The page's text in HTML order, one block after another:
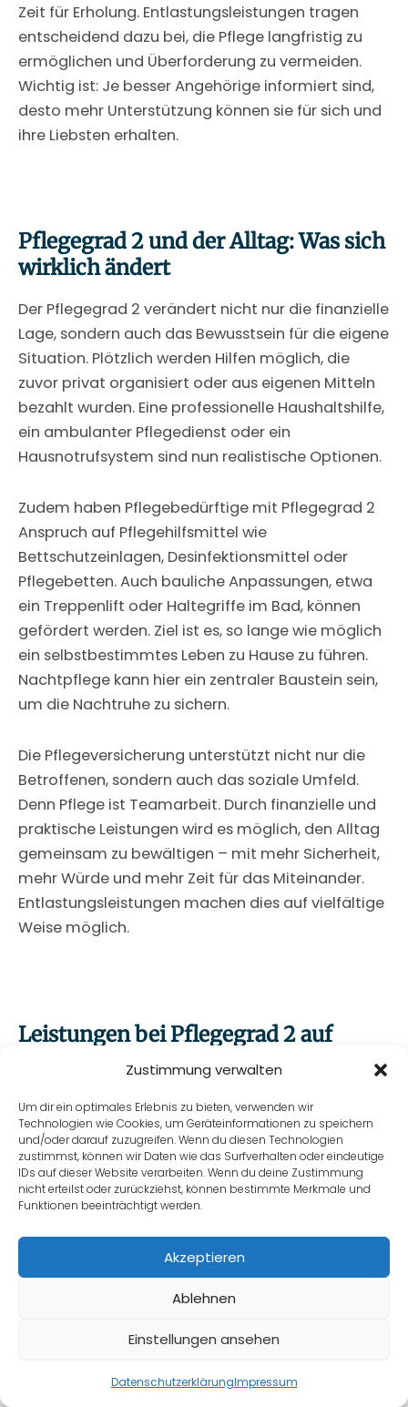
Zustimmung verwalten
Um dir ein optimales Erlebnis zu bieten, verwenden wir
Technologien wie Cookies, um Geräteinformationen zu speichern
und/oder darauf zuzugreifen. Wenn du diesen Technologien
zustimmst, können wir Daten wie das Surfverhalten oder eindeutige
IDs auf dieser Website verarbeiten. Wenn du deine Zustimmung
nicht erteilst oder zurückziehst, können bestimmte Merkmale und
Funktionen beeinträchtigt werden.
Akzeptieren
Ablehnen
Einstellungen ansehen
DatenschutzerklärungImpressum
Zeit für Erholung. Entlastungsleistungen tragen
entscheidend dazu bei, die Pflege langfristig zu
ermöglichen und Überforderung zu vermeiden.
Wichtig ist: Je besser Angehörige informiert sind,
desto mehr Unterstützung können sie für sich und
ihre Liebsten erhalten.
Pflegegrad 2 und der Alltag: Was sich
wirklich ändert
Der Pflegegrad 2 verändert nicht nur die finanzielle
Lage, sondern auch das Bewusstsein für die eigene
Situation. Plötzlich werden Hilfen möglich, die
zuvor privat organisiert oder aus eigenen Mitteln
bezahlt wurden. Eine professionelle Haushaltshilfe,
ein ambulanter Pflegedienst oder ein
Hausnotrufsystem sind nun realistische Optionen.
Zudem haben Pflegebedürftige mit Pflegegrad 2
Anspruch auf Pflegehilfsmittel wie
Bettschutzeinlagen, Desinfektionsmittel oder
Pflegebetten. Auch bauliche Anpassungen, etwa
ein Treppenlift oder Haltegriffe im Bad, können
gefördert werden. Ziel ist es, so lange wie möglich
ein selbstbestimmtes Leben zu Hause zu führen.
Nachtpflege kann hier ein zentraler Baustein sein,
um die Nachtruhe zu sichern.
Die Pflegeversicherung unterstützt nicht nur die
Betroffenen, sondern auch das soziale Umfeld.
Denn Pflege ist Teamarbeit. Durch finanzielle und
praktische Leistungen wird es möglich, den Alltag
gemeinsam zu bewältigen – mit mehr Sicherheit,
mehr Würde und mehr Zeit für das Miteinander.
Entlastungsleistungen machen dies auf vielfältige
Weise möglich.
Leistungen bei Pflegegrad 2 auf
einen Blick
Der Pflegegrad 2 bietet mehr Unterstützung, als
viele denken. Hier die wichtigsten Leistungen im
Überblick:
316 Euro Pflegegeld pro Monat bei Versorgung
724 Euro Pflegesachleistungen pro Monat bei
ambulanter Pflege
125 Euro Entlastungsbetrag monatlich für
Kostenübernahme für Pflegehilfsmittel bis 40
Euro monatlich